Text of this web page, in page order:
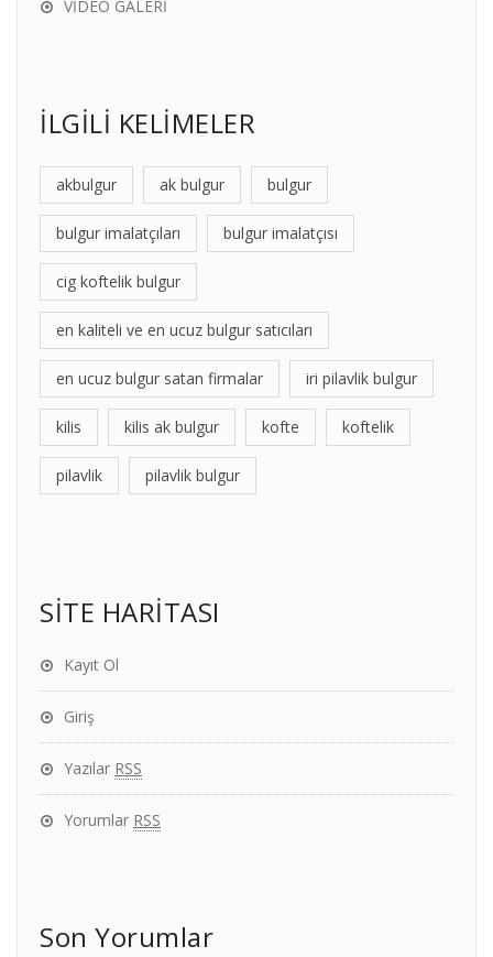
VİDEO GALERİ
İLGİLİ KELİMELER
akbulgur ak bulgur bulgur
bulgur imalatçıları bulgur imalatçısı
cig koftelik bulgur
en kaliteli ve en ucuz bulgur satıcıları
en ucuz bulgur satan firmalar iri pilavlik bulgur
kilis kilis ak bulgur kofte koftelik
pilavlik pilavlik bulgur
SİTE HARİTASI
Kayıt Ol
Giriş
Yazılar RSS
Yorumlar RSS
Son Yorumlar